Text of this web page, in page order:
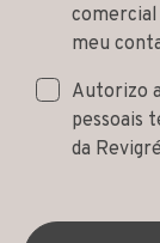
meu
Autorizo
pessoais
da